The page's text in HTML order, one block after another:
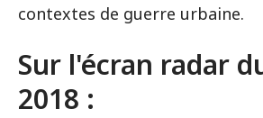
contextes de guerre urbaine.
Sur l'écran radar
2018 :